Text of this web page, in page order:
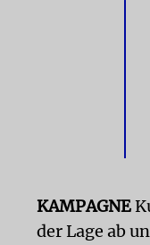
KAMPAGNE
der Lage ab